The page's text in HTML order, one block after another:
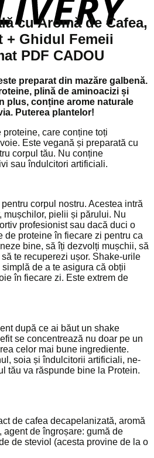
159,00 lei.
cu Aromă de Cafea,
+ Ghidul Femeii
PDF CADOU
preparat din mazăre galbenă.
plină de aminoacizi și
plus, conține arome naturale
Puterea plantelor!
care conține toți
Este vegană și preparată cu
corpul tău. Nu conține
sau îndulcitori artificiali.
corpul nostru. Acestea intră
mușchilor, pielii și părului. Nu
profesionist sau dacă duci o
de proteine în fiecare zi pentru ca
bine, să îți dezvolți mușchii, să
te recuperezi ușor. Shake-urile
de a te asigura că obții
în fiecare zi. Este extrem de
după ce ai băut un shake
se concentrează nu doar pe un
celor mai bune ingrediente.
soia și îndulcitorii artificiali, ne-
tău va răspunde bine la Protein.
de cafea decapelanizată, aromă
agent de îngroșare: gumă de
de steviol (acesta provine de la o